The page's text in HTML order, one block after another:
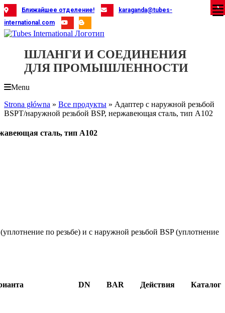
Skip
to
content
Ближайшее отделение!
karaganda@tubes-
international.com
ШЛАНГИ И СОЕДИНЕНИЯ
ДЛЯ ПРОМЫШЛЕННОСТИ
Menu
Strona główna » Все продукты » Адаптер с наружной резьбой
BSPT/наружной резьбой BSP, нержавеющая сталь, тип A102
сталь, тип A102
по резьбе) и с наружной резьбой BSP (уплотнение
DN BAR Действия Каталог
X
X
X
X
X
X
X
X
X
X
X
X
X
X
X
X
X
X
X